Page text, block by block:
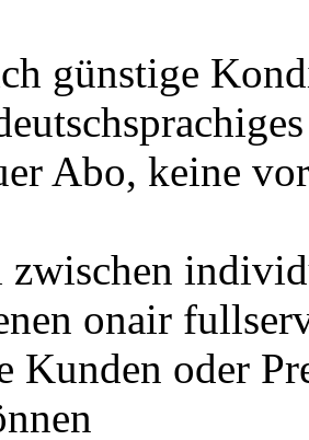
günstige
Abo, keine
zwischen
onair
Kunden oder